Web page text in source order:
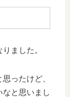
ました。
ったけど、
なと思いまし